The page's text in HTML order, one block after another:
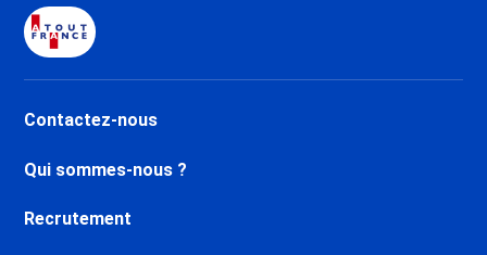
Contactez-nous
Qui sommes-nous ?
Recrutement